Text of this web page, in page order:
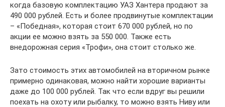
когда базовую комплектацию УАЗ Хантера продают за
490 000 рублей. Есть и более продвинутые комплектации
– «Победная», которая стоит 670 000 рублей, но по
акции ее можно взять за 550 000. Также есть
внедорожная серия «Трофи», она стоит столько же.
Зато стоимость этих автомобилей на вторичном рынке
примерно одинаковая, можно найти хорошие варианты
даже до 100 000 рублей. Так что если вдруг вы решили
поехать на охоту или рыбалку, то можно взять Ниву или